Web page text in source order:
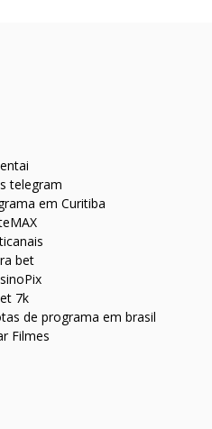
telegram
em Curitiba
bet
7k
de programa em brasil
Filmes